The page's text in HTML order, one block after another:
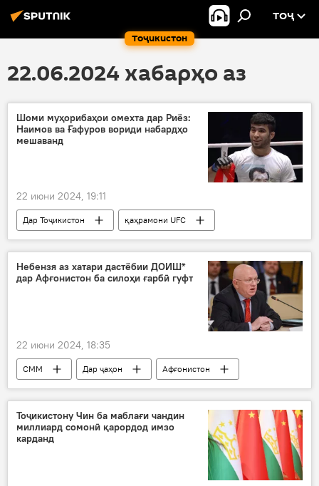
Тоҷикистон
ТОҶ
22.06.2024 хабарҳо аз
Шоми муҳорибаҳои омехта дар Риёз:
Наимов ва Ғафуров вориди набардҳо
мешаванд
22 июни 2024, 19:11
Дар Тоҷикистон
қаҳрамони UFC
размикор
Навигариҳои варзиши Тоҷикистон
Небензя аз хатари дастёбии ДОИШ*
дар Афғонистон ба силоҳи ғарбӣ гуфт
22 июни 2024, 18:35
СММ Дар ҷаҳон
Афғонистон
Василий Небензя
Тоҷикистону Чин ба маблағи чандин
миллиард сомонӣ қарордод имзо
карданд